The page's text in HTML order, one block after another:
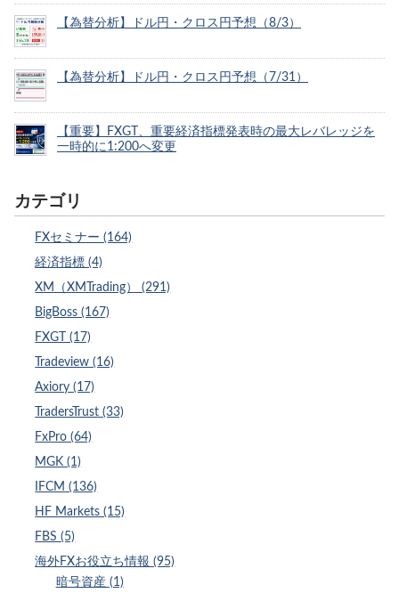
【為替分析】ドル円・クロス円予想（8/3）
【為替分析】ドル円・クロス円予想（7/31）
【重要】FXGT、重要経済指標発表時の最大レバレッジを
一時的に1:200へ変更
カテゴリ
FXセミナー (164)
経済指標 (4)
XM（XMTrading） (291)
BigBoss (167)
FXGT (17)
Tradeview (16)
Axiory (17)
TradersTrust (33)
FxPro (64)
MGK (1)
IFCM (136)
HF Markets (15)
FBS (5)
海外FXお役立ち情報 (95)
暗号資産 (1)